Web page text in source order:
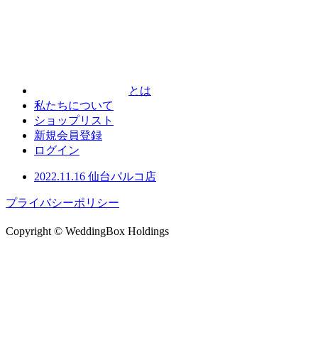
とは
私たちについて
ショップリスト
新規会員登録
ログイン
2022.11.16 仙台パルコ店
プライバシーポリシー
Copyright © WeddingBox Holdings